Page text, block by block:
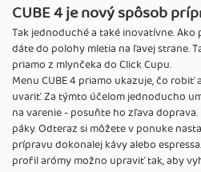
CUBE 4 je nový spôsob
Tak jednoduché a také inovatívne.
dáte do polohy mletia na ľavej strane.
priamo z mlynčeka do Click Cupu.
Menu CUBE 4 priamo ukazuje, čo robiť
uvariť. Za týmto účelom jednoducho
na varenie - posuňte ho zľava
páky. Odteraz si môžete v ponuke
prípravu dokonalej kávy alebo
profil arómy možno upraviť tak, aby